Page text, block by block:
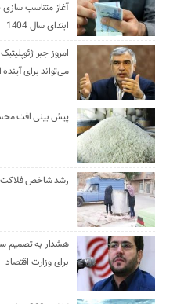
آغاز متناسب سازی
ابتدای سال 1404
امروز جبر
می‌تواند برای
پیش بینی افت محسوس
رشد شاخص فلاکت
هشدار به تصمیم
برای وزارت اقتصاد